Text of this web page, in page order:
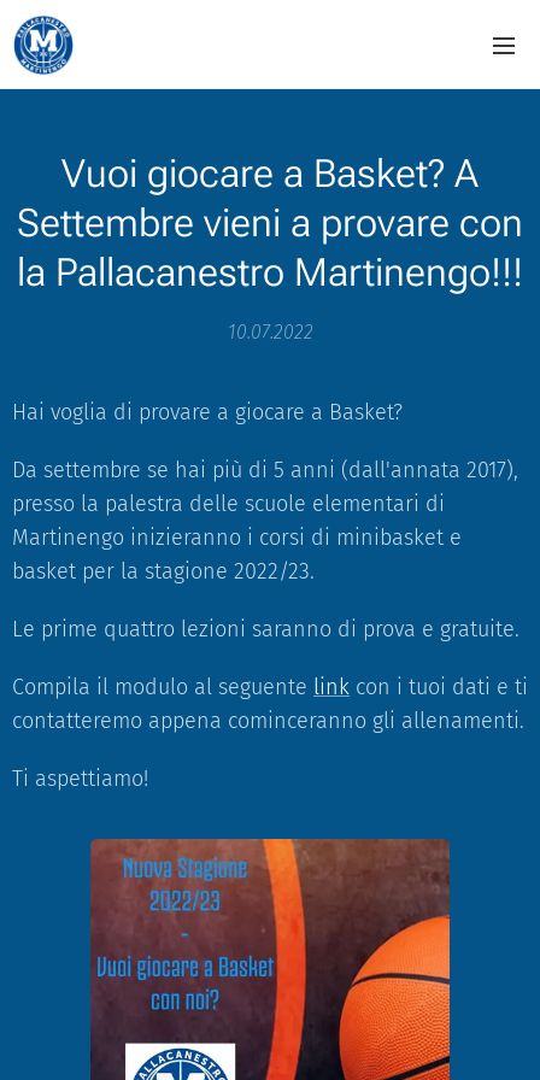
Vuoi giocare a Basket? A
Settembre vieni a provare con
la Pallacanestro Martinengo!!!
10.07.2022
Hai voglia di provare a giocare a Basket?
Da settembre se hai più di 5 anni (dall'annata 2017),
presso la palestra delle scuole elementari di
Martinengo inizieranno i corsi di minibasket e
basket per la stagione 2022/23.
Le prime quattro lezioni saranno di prova e gratuite.
Compila il modulo al seguente link con i tuoi dati e ti
contatteremo appena cominceranno gli allenamenti.
Ti aspettiamo!